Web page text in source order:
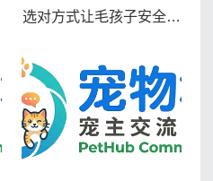
选对方式让毛孩子安全到